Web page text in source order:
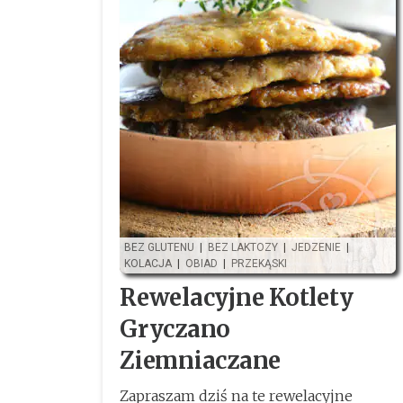
BEZ GLUTENU BEZ LAKTOZY JEDZENIE
KOLACJA
OBIAD PRZEKĄSKI
Rewelacyjne Kotlety
Gryczano
Ziemniaczane
Zapraszam dziś na te rewelacyjne